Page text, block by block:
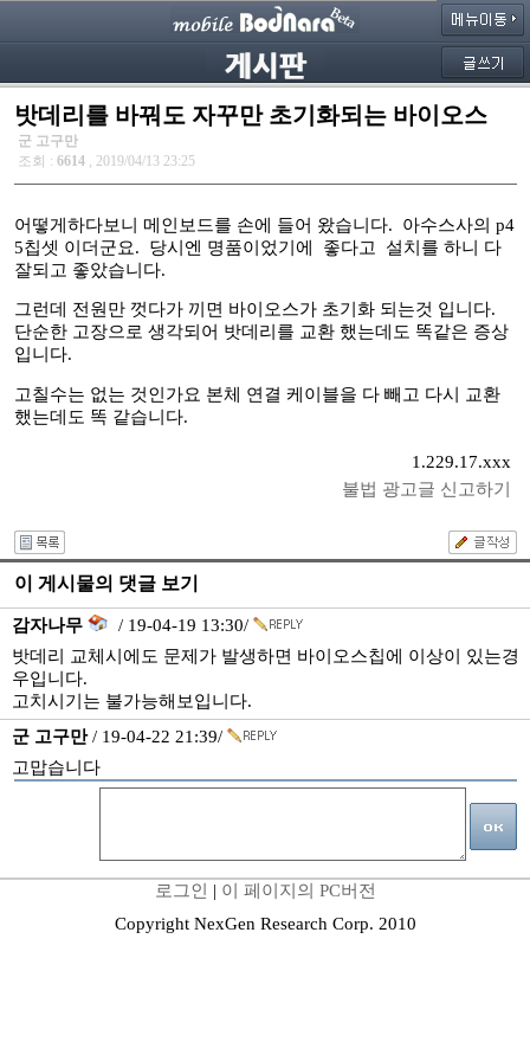
밧데리를 바꿔도 자꾸만 초기화되는 바이오스
군 고구만
조회 : 6614 , 2019/04/13 23:25
어떻게하다보니 메인보드를 손에 들어 왔습니다. 아수스사의 p4
5칩셋 이더군요. 당시엔 명품이었기에 좋다고 설치를 하니 다
잘되고 좋았습니다.
그런데 전원만 껏다가 끼면 바이오스가 초기화 되는것 입니다.
단순한 고장으로 생각되어 밧데리를 교환 했는데도 똑같은 증상
입니다.
고칠수는 없는 것인가요 본체 연결 케이블을 다 빼고 다시 교환
했는데도 똑 같습니다.
1.229.17.xxx
불법 광고글 신고하기
이 게시물의 댓글 보기
감자나무
/ 19-04-19 13:30/
밧데리 교체시에도 문제가 발생하면 바이오스칩에 이상이 있는경
우입니다.
고치시기는 불가능해보입니다.
군 고구만/ 19-04-22 21:39/
고맙습니다
로그인 | 이 페이지의 PC버전
Copyright NexGen Research Corp. 2010